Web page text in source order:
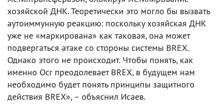
хозяйской ДНК. Теоретически это могло бы вызвать
аутоиммунную реакцию: поскольку хозяйская ДНК
уже не «маркирована» как таковая, она может
подвергаться атаке со стороны системы BREX.
Однако этого не происходит. Чтобы понять, как
именно Ocr преодолевает BREX, в будущем нам
необходимо будет понять принципы защитного
действия BREX», – объяснил Исаев.